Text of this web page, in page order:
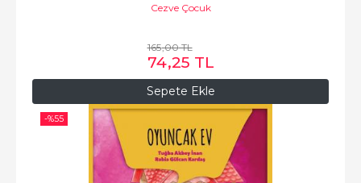
Sepete Ekle
Cezve Çocuk
165,00TL
74,25 TL
-%55